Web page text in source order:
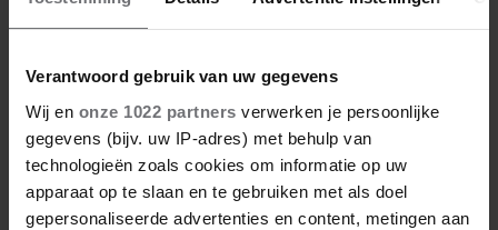
Verantwoord gebruik van uw gegevens
Wij en onze 1022 partners verwerken je persoonlijke
gegevens (bijv. uw IP-adres) met behulp van
technologieën zoals cookies om informatie op uw
apparaat op te slaan en te gebruiken met als doel
gepersonaliseerde advertenties en content, metingen aan